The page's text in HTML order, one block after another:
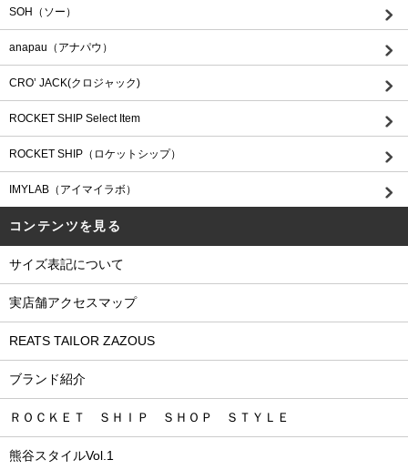
SOH（ソー）
anapau（アナパウ）
CRO’ JACK(クロジャック)
ROCKET SHIP Select Item
ROCKET SHIP（ロケットシップ）
IMYLAB（アイマイラボ）
コンテンツを見る
サイズ表記について
実店舗アクセスマップ
REATS TAILOR ZAZOUS
ブランド紹介
ＲＯＣＫＥＴ ＳＨＩＰ ＳＨＯＰ ＳＴＹＬＥ
熊谷スタイルVol.1